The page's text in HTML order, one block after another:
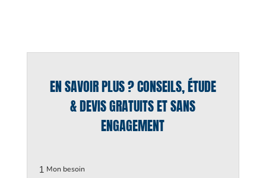
EN SAVOIR PLUS ? CONSEILS, ÉTUDE
& DEVIS GRATUITS ET SANS
ENGAGEMENT
1 Mon besoin